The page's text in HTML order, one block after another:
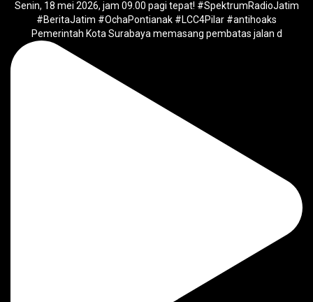
Pemerintah Kota Surabaya memasang pembatas jalan d